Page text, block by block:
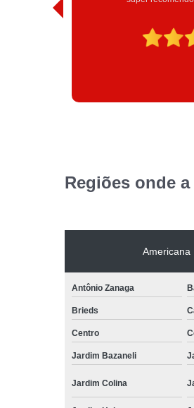
Regiões onde
Americana
Antônio Zanaga
Brieds
Centro
Jardim Bazaneli
Jardim Colina